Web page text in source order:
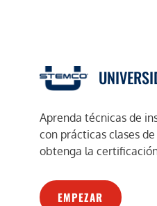
Aprenda técnicas de
con prácticas clases
obtenga la
EMPEZAR